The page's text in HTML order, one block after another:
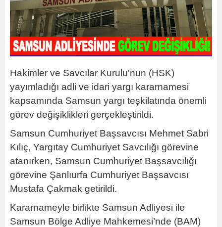
Hakimler ve Savcılar Kurulu'nun (HSK)
yayımladığı adli ve idari yargı kararnamesi
kapsamında Samsun yargı teşkilatında önemli
görev değişiklikleri gerçekleştirildi.
Samsun Cumhuriyet Başsavcısı Mehmet Sabri
Kılıç, Yargıtay Cumhuriyet Savcılığı görevine
atanırken, Samsun Cumhuriyet Başsavcılığı
görevine Şanlıurfa Cumhuriyet Başsavcısı
Mustafa Çakmak getirildi.
Kararnameyle birlikte Samsun Adliyesi ile
Samsun Bölge Adliye Mahkemesi’nde (BAM)